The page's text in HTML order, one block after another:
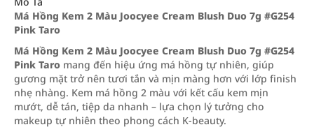
Má Hồng Kem 2 Màu Joocyee Cream Blush Duo 7g #G254
Pink Taro
Má Hồng Kem 2 Màu Joocyee Cream Blush Duo 7g #G254
Pink Taro mang đến hiệu ứng má hồng tự nhiên, giúp
gương mặt trở nên tươi tắn và mịn màng hơn với lớp finish
nhẹ nhàng. Kem má hồng 2 màu với kết cấu kem mịn
mướt, dễ tán, tiệp da nhanh – lựa chọn lý tưởng cho
makeup tự nhiên theo phong cách K-beauty.